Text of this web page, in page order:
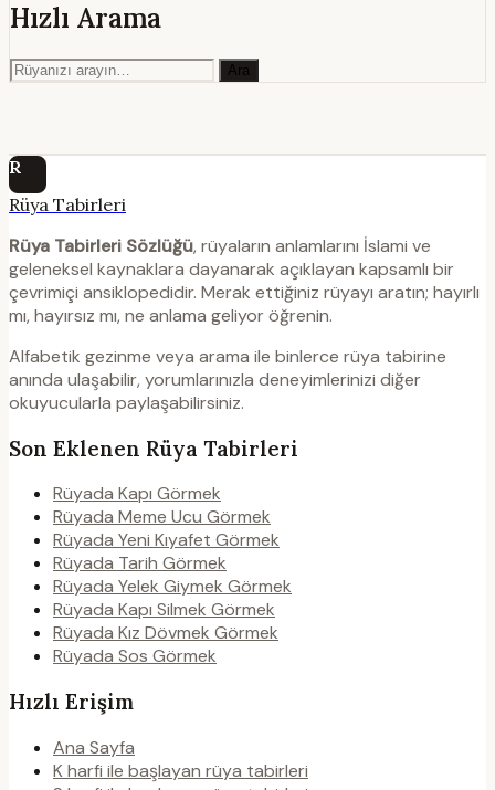
Hızlı Arama
Ara
R
Rüya Tabirleri
Rüya Tabirleri Sözlüğü, rüyaların anlamlarını İslami ve
geleneksel kaynaklara dayanarak açıklayan kapsamlı bir
çevrimiçi ansiklopedidir. Merak ettiğiniz rüyayı aratın; hayırlı
mı, hayırsız mı, ne anlama geliyor öğrenin.
Alfabetik gezinme veya arama ile binlerce rüya tabirine
anında ulaşabilir, yorumlarınızla deneyimlerinizi diğer
okuyucularla paylaşabilirsiniz.
Son Eklenen Rüya Tabirleri
Rüyada Kapı Görmek
Rüyada Meme Ucu Görmek
Rüyada Yeni Kıyafet Görmek
Rüyada Tarih Görmek
Rüyada Yelek Giymek Görmek
Rüyada Kapı Silmek Görmek
Rüyada Kız Dövmek Görmek
Rüyada Sos Görmek
Hızlı Erişim
Ana Sayfa
K harfi ile başlayan rüya tabirleri